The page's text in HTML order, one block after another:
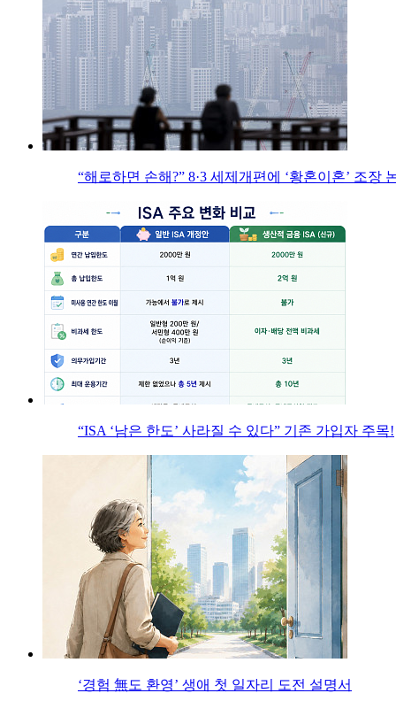
“해로하면 손해?” 8·3 세제개편에 ‘황혼이혼’ 조장
“ISA ‘남은 한도’ 사라질 수 있다” 기존 가입자 주목!
‘경험 無도 환영’ 생애 첫 일자리 도전 설명서